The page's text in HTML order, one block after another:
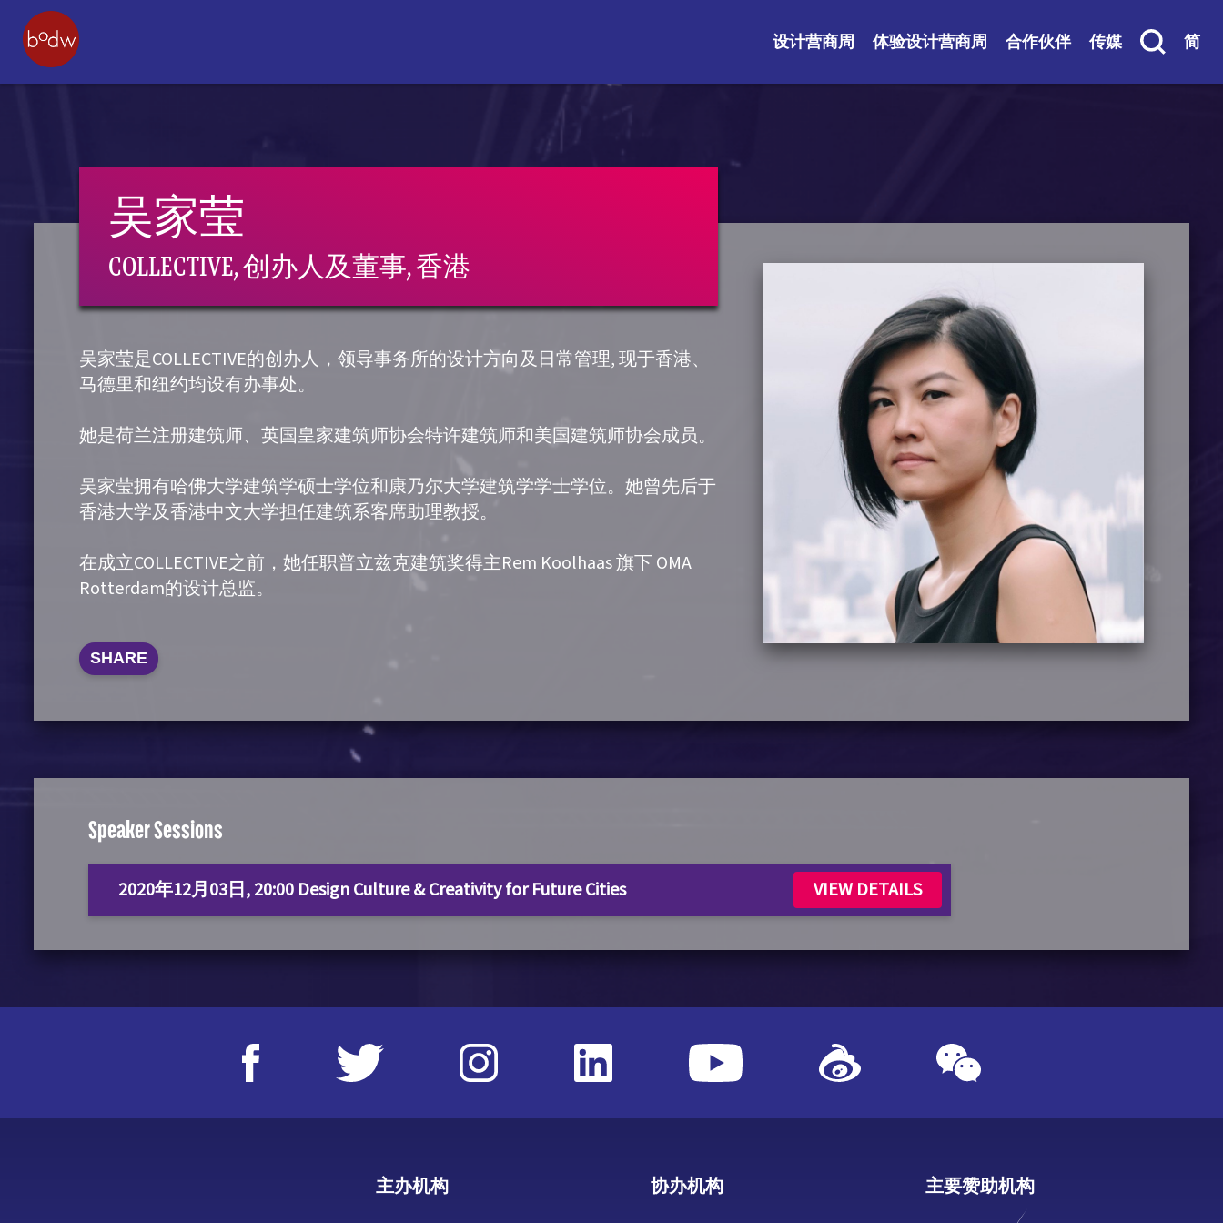
设计营商周 体验设计营商周 合作伙伴 传媒 简
吴家莹
COLLECTIVE, 创办人及董事, 香港
吴家莹是COLLECTIVE的创办人，领导事务所的设计方向及日常管理, 现于香港、
马德里和纽约均设有办事处。
她是荷兰注册建筑师、英国皇家建筑师协会特许建筑师和美国建筑师协会成员。
吴家莹拥有哈佛大学建筑学硕士学位和康乃尔大学建筑学学士学位。她曾先后于
香港大学及香港中文大学担任建筑系客席助理教授。
在成立COLLECTIVE之前，她任职普立兹克建筑奖得主Rem Koolhaas 旗下 OMA
Rotterdam的设计总监。
SHARE
Speaker Sessions
2020年12月03日, 20:00 Design Culture & Creativity for Future Cities VIEW DETAILS
主办机构 协办机构 主要赞助机构